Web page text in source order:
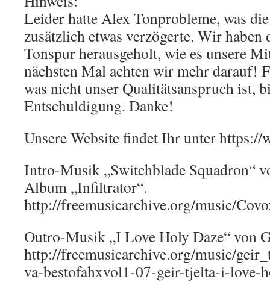
Leider hatte Alex Tonprobleme, was
zusätzlich etwas verzögerte. Wir haben
Tonspur herausgeholt, wie es unsere
nächsten Mal achten wir mehr darauf!
was nicht unser Qualitätsanspruch ist,
Entschuldigung. Danke!
Unsere Website findet Ihr unter https://
Intro-Musik „Switchblade Squadron“
Album „Infiltrator“.
http://freemusicarchive.org/music/
Outro-Musik „I Love Holy Daze“ von
http://freemusicarchive.org/music/
va-bestofahxvol1-07-geir-tjelta-i-love-